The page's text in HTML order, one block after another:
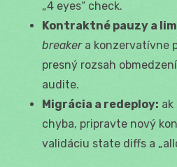
„4 eyes“ check.
Kontraktné pauzy a
breakera konzervatívne
presný rozsah
audite.
Migrácia a redeploy:
chyba, pripravte nový
validáciu state diffs a